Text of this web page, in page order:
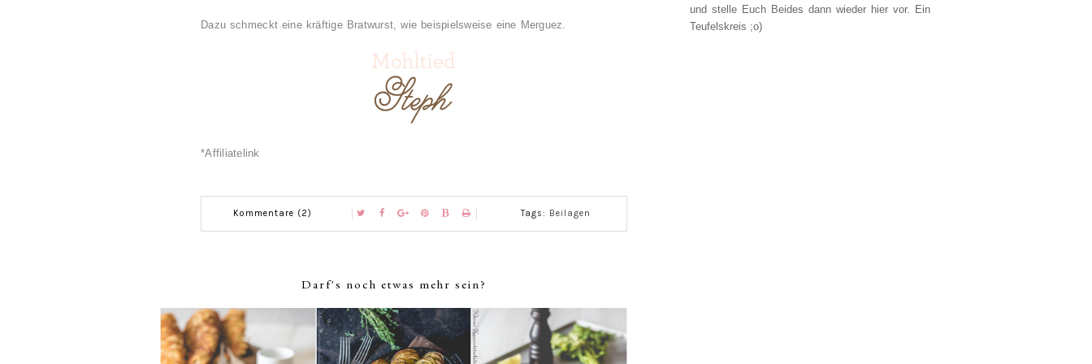
Dazu schmeckt eine kräftige Bratwurst, wie beispielsweise eine Merguez.
*Affiliatelink
Kommentare (2) Tags: Beilagen
Darf's noch etwas mehr sein?
und stelle Euch Beides dann wieder hier vor. Ein
Teufelskreis ;o)